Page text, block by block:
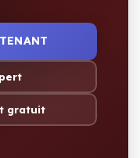
gratuit